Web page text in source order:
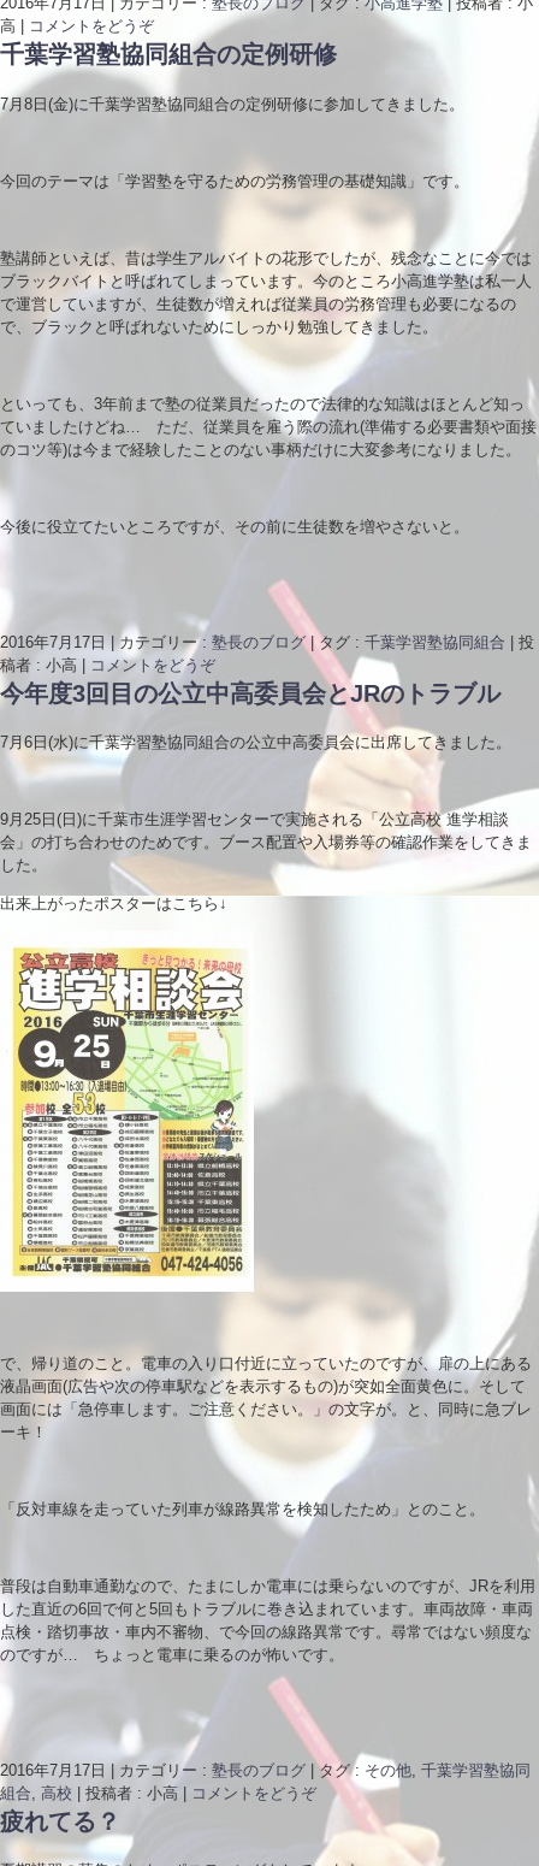
高
コメントをどうぞ
千葉学習塾協同組合の定例研修
7月8日(金)に千葉学習塾協同組合の定例研修に参加してきました。
今回のテーマは「学習塾を守るための労務管理の基礎知識」です。
塾講師といえば、昔は学生アルバイトの花形でしたが、残念なことに今では
ブラックバイトと呼ばれてしまっています。今のところ小高進学塾は私一人
で運営していますが、生徒数が増えれば従業員の労務管理も必要になるの
で、ブラックと呼ばれないためにしっかり勉強してきました。
といっても、3年前まで塾の従業員だったので法律的な知識はほとんど知っ
ていましたけどね… ただ、従業員を雇う際の流れ(準備する必要書類や面接
のコツ等)は今まで経験したことのない事柄だけに大変参考になりました。
今後に役立てたいところですが、その前に生徒数を増やさないと。
2016年7月17日 | カテゴリー : 塾長のブログ | タグ : 千葉学習塾協同組合 | 投
稿者 : 小高 | コメントをどうぞ
今年度3回目の公立中高委員会とJRのトラブル
7月6日(水)に千葉学習塾協同組合の公立中高委員会に出席してきました。
9月25日(日)に千葉市生涯学習センターで実施される「公立高校 進学相談
会」の打ち合わせのためです。ブース配置や入場券等の確認作業をしてきま
した。
出来上がったポスターはこちら↓
で、帰り道のこと。電車の入り口付近に立っていたのですが、扉の上にある
液晶画面(広告や次の停車駅などを表示するもの)が突如全面黄色に。そして
画面には「急停車します。ご注意ください。」の文字が。と、同時に急ブレ
ーキ！
「反対車線を走っていた列車が線路異常を検知したため」とのこと。
普段は自動車通勤なので、たまにしか電車には乗らないのですが、JRを利用
した直近の6回で何と5回もトラブルに巻き込まれています。車両故障・車両
点検・踏切事故・車内不審物、で今回の線路異常です。尋常ではない頻度な
のですが… ちょっと電車に乗るのが怖いです。
2016年7月17日 カテゴリー : 塾長のブログ |タグ : その他 千葉学習塾協同
組合 高校 投稿者 : 小高 コメントをどうぞ
疲れてる？